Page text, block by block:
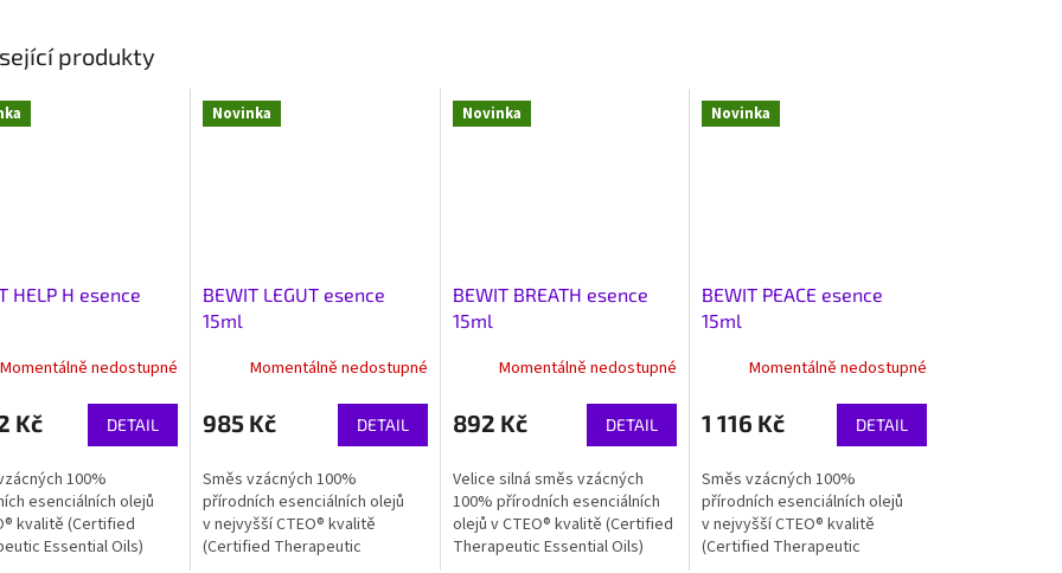
produkty
HELP H esence
Momentálně nedostupné
Kč DETAIL
100%
esenciálních olejů
kvalitě (Certified
Essential Oils)
Novinka
BEWIT LEGUT esence
15ml
Momentálně nedostupné
985 Kč DETAIL
Směs vzácných 100%
přírodních esenciálních olejů
v nejvyšší CTEO® kvalitě
(Certified Therapeutic
Novinka
BEWIT BREATH esence
15ml
Momentálně nedostupné
892 Kč DETAIL
Velice silná směs vzácných
100% přírodních esenciálních
olejů v CTEO® kvalitě (Certified
Therapeutic Essential Oils)
Novinka
BEWIT PEACE esence
15ml
Momentálně nedostupné
1 116 Kč DETAIL
Směs vzácných 100%
přírodních esenciálních olejů
v nejvyšší CTEO® kvalitě
(Certified Therapeutic